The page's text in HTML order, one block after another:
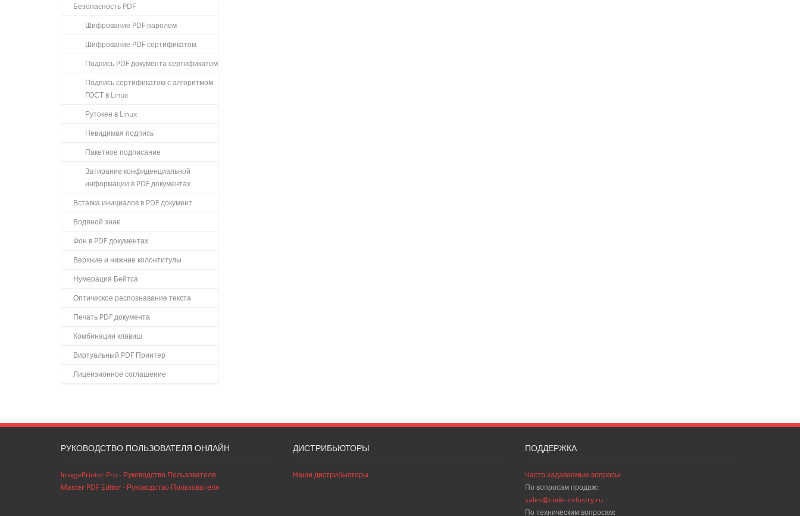
Безопасность PDF
Шифрование PDF паролем
Шифрование PDF сертификатом
Подпись PDF документа сертификатом
Подпись сертификатом с алгоритмом
ГОСТ в Linux
Рутокен в Linux
Невидимая подпись
Пакетное подписание
Затирание конфиденциальной
информации в PDF документах
Вставка инициалов в PDF документ
Водяной знак
Фон в PDF документах
Верхние и нижние колонтитулы
Нумерация Бейтса
Оптическое распознавание текста
Печать PDF документа
Комбинации клавиш
Виртуальный PDF Принтер
Лицензионное соглашение
РУКОВОДСТВО ПОЛЬЗОВАТЕЛЯ ОНЛАЙН
ImagePrinter Pro - Руководство Пользователя
Master PDF Editor - Руководство Пользователя
ДИСТРИБЬЮТОРЫ
Наши дистрибьюторы
ПОДДЕРЖКА
Часто задаваемые вопросы
По вопросам продаж:
sales@code-industry.ru
По техническим вопросам: